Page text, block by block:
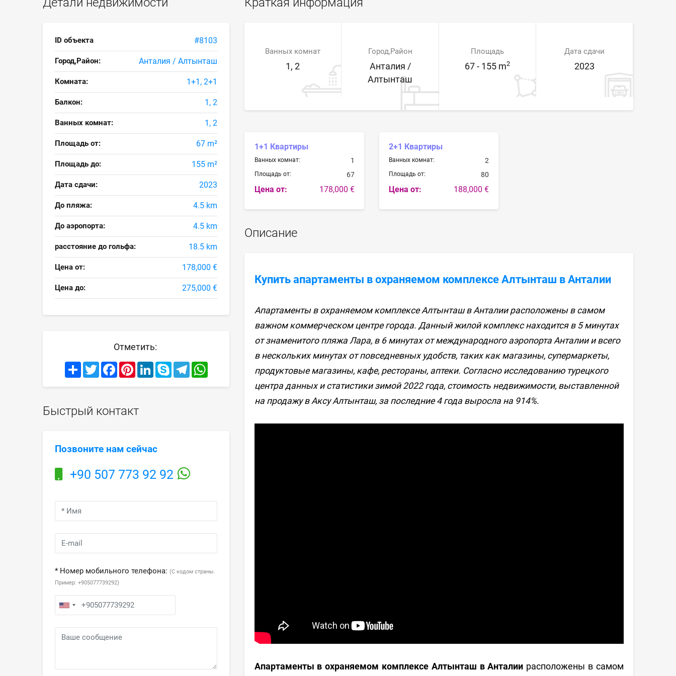
ID объекта #8103
Город,Район: Анталия / Алтынташ
Комната: 1+1, 2+1
Балкон: 1, 2
Ванных комнат: 1, 2
Площадь от: 67 m²
Площадь до: 155 m²
Дата сдачи: 2023
До пляжа: 4.5 km
До аэропорта: 4.5 km
расстояние до гольфа: 18.5 km
Цена от: 178,000 €
Цена до: 275,000 €
Отметить:
ShareTwitterFacebookPinterestLinkedInSkypeTelegramWhatsApp
Быстрый контакт
Позвоните нам сейчас
+90 507 773 92 92
* Номер мобильного телефона: (С кодом страны.
Пример: +905077739292)
Ванных комнат
1, 2
Город,Район
Анталия /
Алтынташ
Площадь
67 - 155 m2
Дата сдачи
2023
1+1 Квартиры
Ванных комнат: 1
Площадь от: 67
Цена от: 178,000 €
2+1 Квартиры
Ванных комнат: 2
Площадь от: 80
Цена от: 188,000 €
Описание
Купить апартаменты в охраняемом комплексе Алтынташ в Анталии
Апартаменты в охраняемом комплексе Алтынташ в Анталии расположены в самом
важном коммерческом центре города. Данный жилой комплекс находится в 5 минутах
от знаменитого пляжа Лара, в 6 минутах от международного аэропорта Анталии и всего
в нескольких минутах от повседневных удобств, таких как магазины, супермаркеты,
продуктовые магазины, кафе, рестораны, аптеки. Согласно исследованию турецкого
центра данных и статистики зимой 2022 года, стоимость недвижимости, выставленной
на продажу в Аксу Алтынташ, за последние 4 года выросла на 914%.
Апартаменты в охраняемом комплексе Алтынташ в Анталии расположены в самом